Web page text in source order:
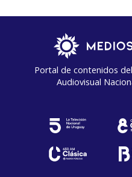
Portal de contenidos
Audiovisual